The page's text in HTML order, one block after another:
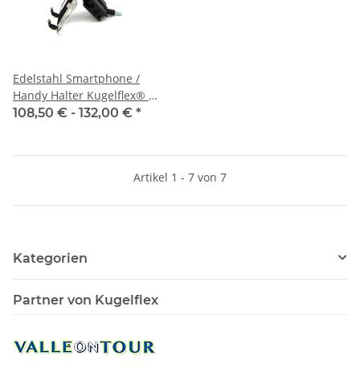
Edelstahl Smartphone /
Handy Halter Kugelflex® mit
Anbindung Alu-Kugel
108,50 € - 132,00 € *
Artikel 1 - 7 von 7
Kategorien
Partner von Kugelflex